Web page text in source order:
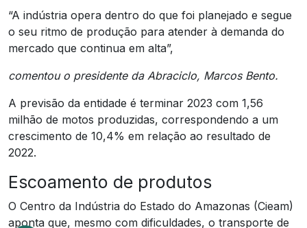
“A indústria opera dentro do que foi planejado e segue
o seu ritmo de produção para atender à demanda do
mercado que continua em alta”,
comentou o presidente da Abraciclo, Marcos Bento.
A previsão da entidade é terminar 2023 com 1,56
milhão de motos produzidas, correspondendo a um
crescimento de 10,4% em relação ao resultado de
2022.
Escoamento de produtos
O Centro da Indústria do Estado do Amazonas (Cieam)
aponta que, mesmo com dificuldades, o transporte de